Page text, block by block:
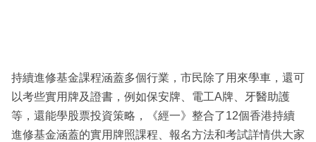
持續進修基金課程涵蓋多個行業，市民除了用來學車，還可
以考些實用牌及證書，例如保安牌、電工A牌、牙醫助護
等，還能學股票投資策略，《經一》整合了12個香港持續
進修基金涵蓋的實用牌照課程、報名方法和考試詳情供大家